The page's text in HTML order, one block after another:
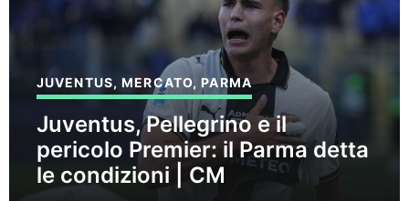
JUVENTUS,MERCATO,PARMA
Juventus, Pellegrino e il
pericolo Premier: il Parma detta
le condizioni | CM